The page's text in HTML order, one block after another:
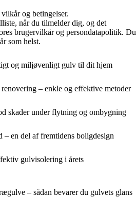
og betingelser.
når du tilmelder dig, og det
brugervilkår og persondatapolitik. Du
som helst.
og miljøvenligt gulv til dit hjem
– enkle og effektive metoder
skader under flytning og ombygning
en del af fremtidens boligdesign
gulvisolering i årets
– sådan bevarer du gulvets glans